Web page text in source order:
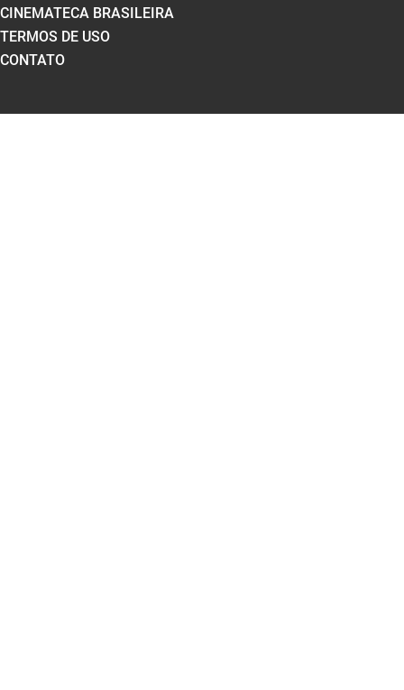
CINEMATECA BRASILEIRA
TERMOS DE USO
CONTATO